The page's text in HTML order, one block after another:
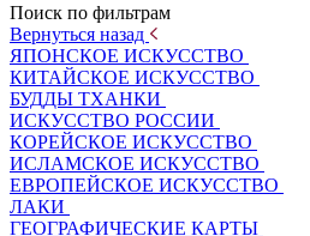
Поиск по фильтрам
Вернуться назад
ЯПОНСКОЕ ИСКУССТВО
КИТАЙСКОЕ ИСКУССТВО
БУДДЫ ТХАНКИ
ИСКУССТВО РОССИИ
КОРЕЙСКОЕ ИСКУССТВО
ИСЛАМСКОЕ ИСКУССТВО
ЕВРОПЕЙСКОЕ ИСКУССТВО
ЛАКИ
ГЕОГРАФИЧЕСКИЕ КАРТЫ